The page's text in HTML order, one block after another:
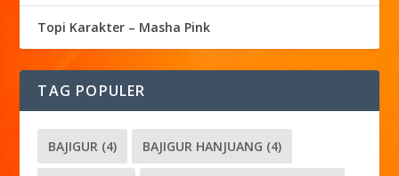
Topi Karakter – Masha Pink
TAG POPULER
BAJIGUR (4) BAJIGUR HANJUANG (4)